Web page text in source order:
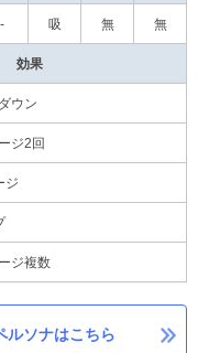
- 吸 無 無
効果
ウン
ジ2回
ジ
ジ複数
ルソナはこちら